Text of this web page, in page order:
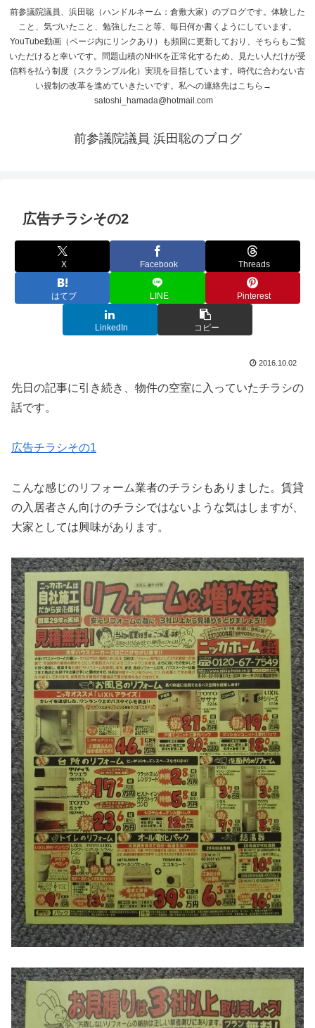
前参議院議員、浜田聡（ハンドルネーム：倉敷大家）のブログです。体験した
こと、気づいたこと、勉強したこと等、毎日何か書くようにしています。
YouTube動画（ページ内にリンクあり）も頻回に更新しており、そちらもご覧
いただけると幸いです。問題山積のNHKを正常化するため、見たい人だけが受
信料を払う制度（スクランブル化）実現を目指しています。時代に合わない古
い規制の改革を進めていきたいです。私への連絡先はこちら→
satoshi_hamada@hotmail.com
前参議院議員 浜田聡のブログ
広告チラシその2
X Facebook Threads
はてブ LINE Pinterest
LinkedIn コピー
2016.10.02
先日の記事に引き続き、物件の空室に入っていたチラシの
話です。
広告チラシその1
こんな感じのリフォーム業者のチラシもありました。賃貸
の入居者さん向けのチラシではないような気はしますが、
大家としては興味があります。